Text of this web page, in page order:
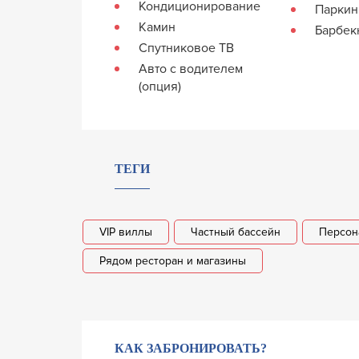
Кондиционирование
Камин
Спутниковое ТВ
Авто с водителем
(опция)
ТЕГИ
VIP виллы Частный бассейн
Рядом ресторан и магазины
КАК ЗАБРОНИРОВАТЬ?